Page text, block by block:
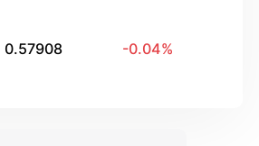
0.57908 -0.04%